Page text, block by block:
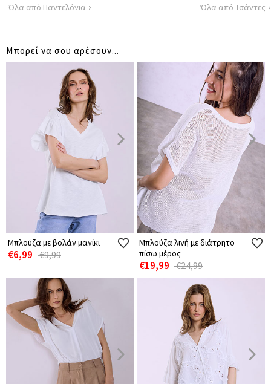
Όλα από Παντελόνια Όλα από Τσάντες
Μπορεί να σου αρέσουν...
Μπλούζα με βολάν μανίκι
€6,99 €9,99
Μπλούζα λινή με διάτρητο
πίσω μέρος
€19,99 €24,99